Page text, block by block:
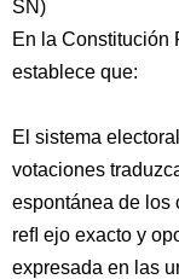
SN)
En la Constitución
establece que:
El sistema
votaciones
espontánea de los
reﬂ ejo exacto y
expresada en las